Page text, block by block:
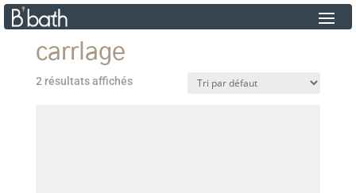
carrlage
2 résultats affichés